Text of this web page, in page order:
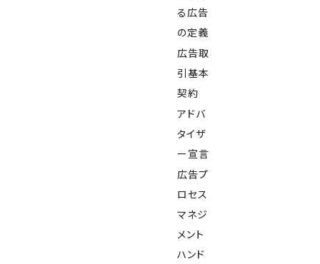
る広告
の定義
広告取
引基本
契約
アドバ
タイザ
ー宣言
広告プ
ロセス
マネジ
メント
ハンド